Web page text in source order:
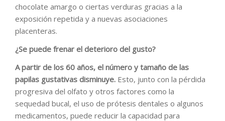
chocolate amargo o ciertas verduras gracias a la
exposición repetida y a nuevas asociaciones
placenteras.
¿Se puede frenar el deterioro del gusto?
A partir de los 60 años, el número y tamaño de las
papilas gustativas disminuye. Esto, junto con la pérdida
progresiva del olfato y otros factores como la
sequedad bucal, el uso de prótesis dentales o algunos
medicamentos, puede reducir la capacidad para